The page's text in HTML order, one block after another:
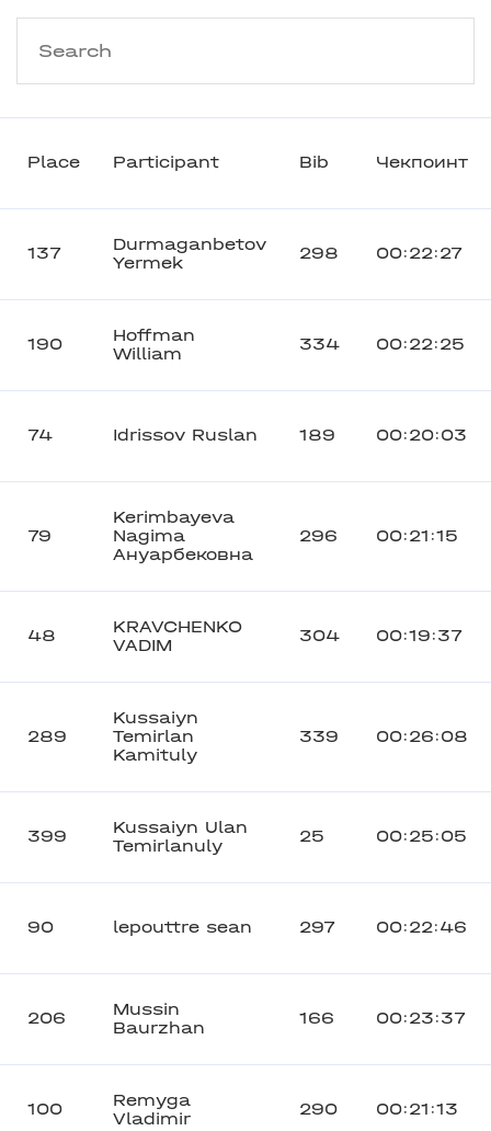
Place Participant Bib Чекпоинт
137
Durmaganbetov
Yermek
298 00:22:27
190
Hoffman
William
334 00:22:25
74 Idrissov Ruslan 189 00:20:03
79
Kerimbayeva
Nagima
Ануарбековна
296 00:21:15
48
KRAVCHENKO
VADIM
304 00:19:37
289
Kussaiyn
Temirlan
Kamituly
339 00:26:08
399
Kussaiyn Ulan
Temirlanuly
25 00:25:05
90 lepouttre sean 297 00:22:46
206
Mussin
Baurzhan
166 00:23:37
100
Remyga
Vladimir
290 00:21:13